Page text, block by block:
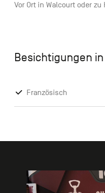
Vor Ort in Walcourt oder zu
Besichtigungen
Französisch
Galerie